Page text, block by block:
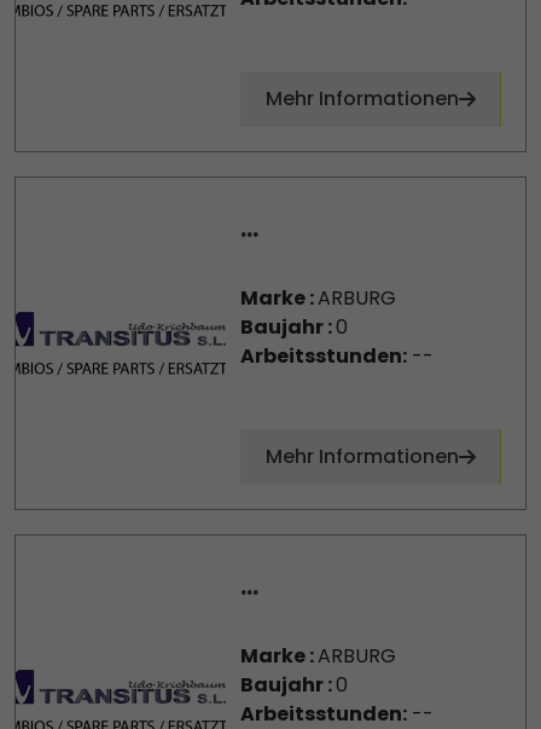
Mehr Informationen
...
Marke :ARBURG
Baujahr :0
Arbeitsstunden:--
Mehr Informationen
...
Marke :ARBURG
Baujahr :0
Arbeitsstunden:--